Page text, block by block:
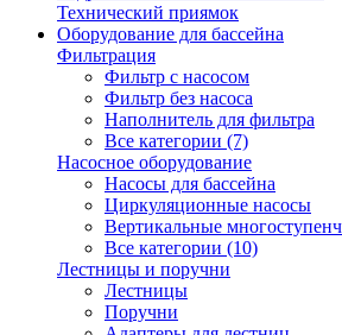
Технический приямок
Оборудование для бассейна
Фильтрация
Фильтр с насосом
Фильтр без насоса
Наполнитель для фильтра
Все категории (7)
Насосное оборудование
Насосы для бассейна
Циркуляционные насосы
Вертикальные
Все категории (10)
Лестницы и поручни
Лестницы
Поручни